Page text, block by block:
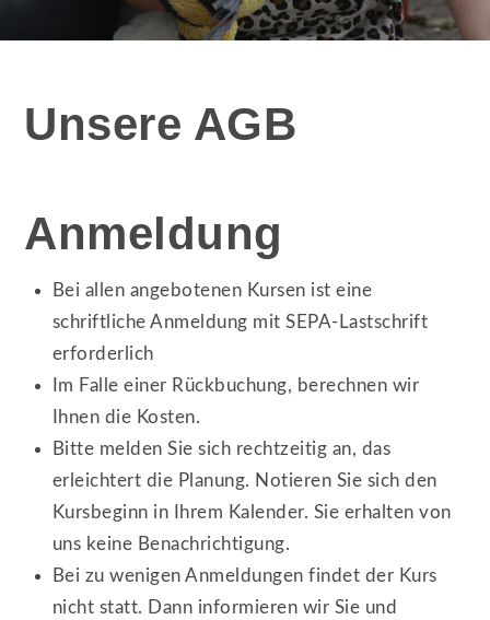
Unsere AGB
Anmeldung
Bei allen angebotenen Kursen ist eine
schriftliche Anmeldung mit SEPA-Lastschrift
erforderlich
Im Falle einer Rückbuchung, berechnen wir
Ihnen die Kosten.
Bitte melden Sie sich rechtzeitig an, das
erleichtert die Planung. Notieren Sie sich den
Kursbeginn in Ihrem Kalender. Sie erhalten von
uns keine Benachrichtigung.
Bei zu wenigen Anmeldungen findet der Kurs
nicht statt. Dann informieren wir Sie und